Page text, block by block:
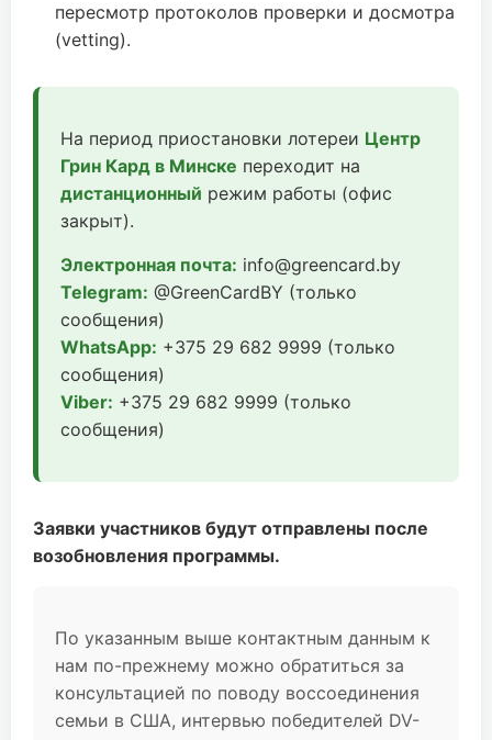
пересмотр протоколов проверки и досмотра
(vetting).
На период приостановки лотереи Центр
Грин Кард в Минске переходит на
дистанционный режим работы (офис
закрыт).
Электронная почта: info@greencard.by
Telegram: @GreenCardBY (только
сообщения)
WhatsApp: +375 29 682 9999 (только
сообщения)
Viber: +375 29 682 9999 (только
сообщения)
Заявки участников будут отправлены после
возобновления программы.
По указанным выше контактным данным к
нам по-прежнему можно обратиться за
консультацией по поводу воссоединения
семьи в США, интервью победителей DV-